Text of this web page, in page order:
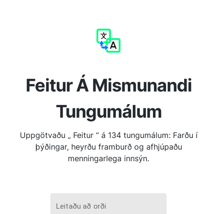
Feitur Á Mismunandi
Tungumálum
Uppgötvaðu „ Feitur “ á 134 tungumálum: Farðu í
þýðingar, heyrðu framburð og afhjúpaðu
menningarlega innsýn.
Leitaðu að orði